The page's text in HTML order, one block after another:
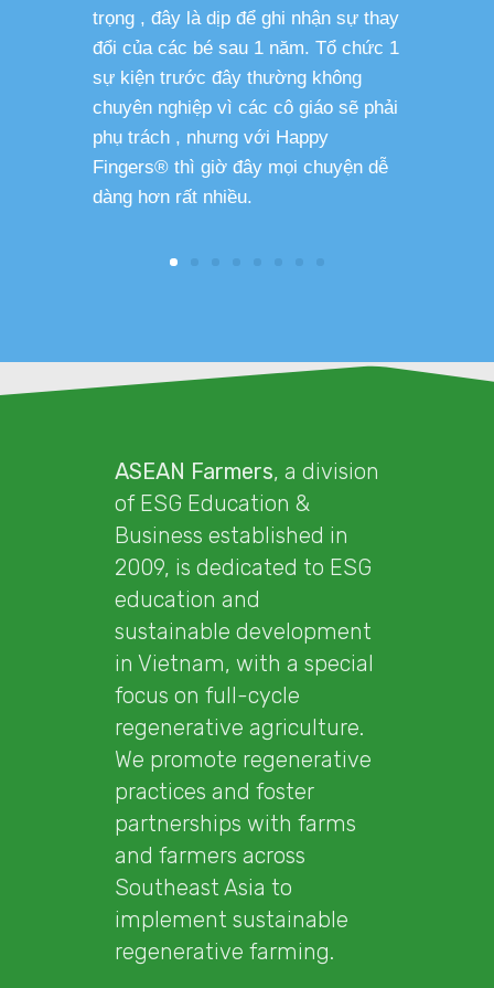
trọng , đây là dịp để ghi nhận sự thay
đổi của các bé sau 1 năm. Tổ chức 1
sự kiện trước đây thường không
chuyên nghiệp vì các cô giáo sẽ phải
phụ trách , nhưng với Happy
Fingers® thì giờ đây mọi chuyện dễ
dàng hơn rất nhiều.
ASEAN Farmers, a division
of ESG Education &
Business established in
2009, is dedicated to ESG
education and
sustainable development
in Vietnam, with a special
focus on full-cycle
regenerative agriculture.
We promote regenerative
practices and foster
partnerships with farms
and farmers across
Southeast Asia to
implement sustainable
regenerative farming.